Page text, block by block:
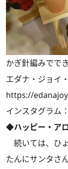
かぎ針編みでで
エダナ・ジョイ
https://
インスタグラム：
◆ハッピー・ア
続いては、ひ
たんにサンタさ